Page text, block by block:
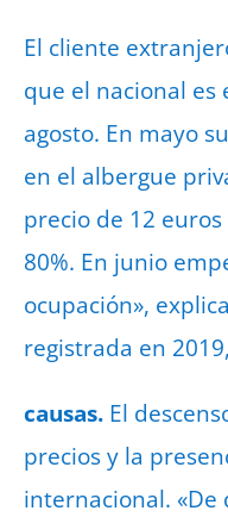
El cliente
que el nacional
agosto. En mayo
en el albergue
precio de 12
80%. En junio
ocupación»,
registrada en
causas. El
precios y la
internacional. «De